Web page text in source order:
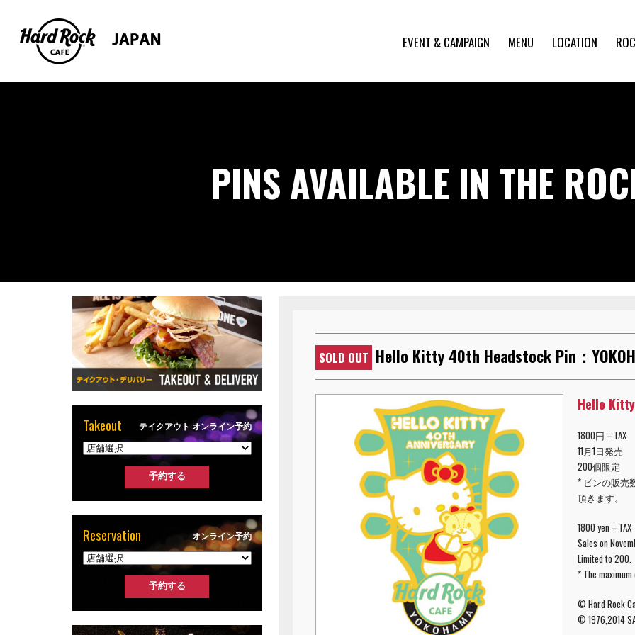
EVENT & CAMPAIGN MENU LOCATION
PINS AVAILABLE IN THE
SOLD OUT Hello Kitty 40th Headstock Pin：
Hello
1800円＋TAX
11月1日発売
200個限定
* ピンの販売
頂きます。
1800 yen＋TAX
Sales on
Limited to 200.
* The
© Hard Rock
© 1976,2014
Takeout テイクアウト オンライン予約
Reservation オンライン予約